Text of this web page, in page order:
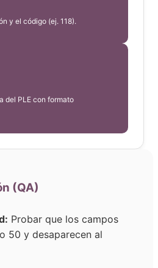
y el código (ej. 118).
del PLE con formato
(QA)
Probar que los campos
50 y desaparecen al